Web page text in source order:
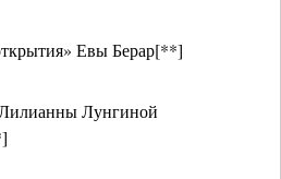
Евы Берар[**]
Лунгиной